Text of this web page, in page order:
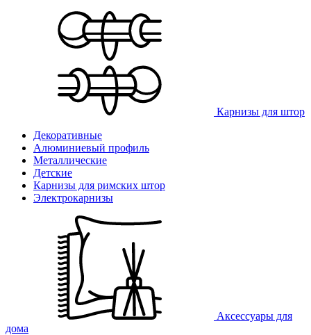
Карнизы для штор
Декоративные
Алюминиевый профиль
Металлические
Детские
Карнизы для римских штор
Электрокарнизы
Аксессуары для
дома